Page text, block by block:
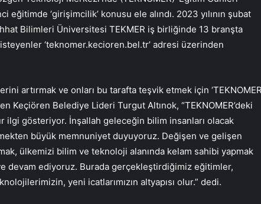
eğitimde ‘girişimcilik’ konusu ele alındı. 2023 yılının şubat
Bilimleri Üniversitesi TEKMER iş birliğinde 13 branşta
‘teknomer.kecioren.bel.tr’ adresi üzerinden
artırmak ve onları bu tarafta teşvik etmek için ‘TEKNOMER
Keçiören Belediye Lideri Turgut Altınok, “TEKNOMER’deki
ilgi gösteriyor. İnşallah geleceğin bilim insanları olacak
büyük memnuniyet duyuyoruz. Değişen ve gelişen
ülkemizi bilim ve teknoloji alanında kelam sahibi yapmak
devam ediyoruz. Burada gerçekleştirdiğimiz eğitimler,
yeni icatlarımızın altyapısı olur.” dedi.​